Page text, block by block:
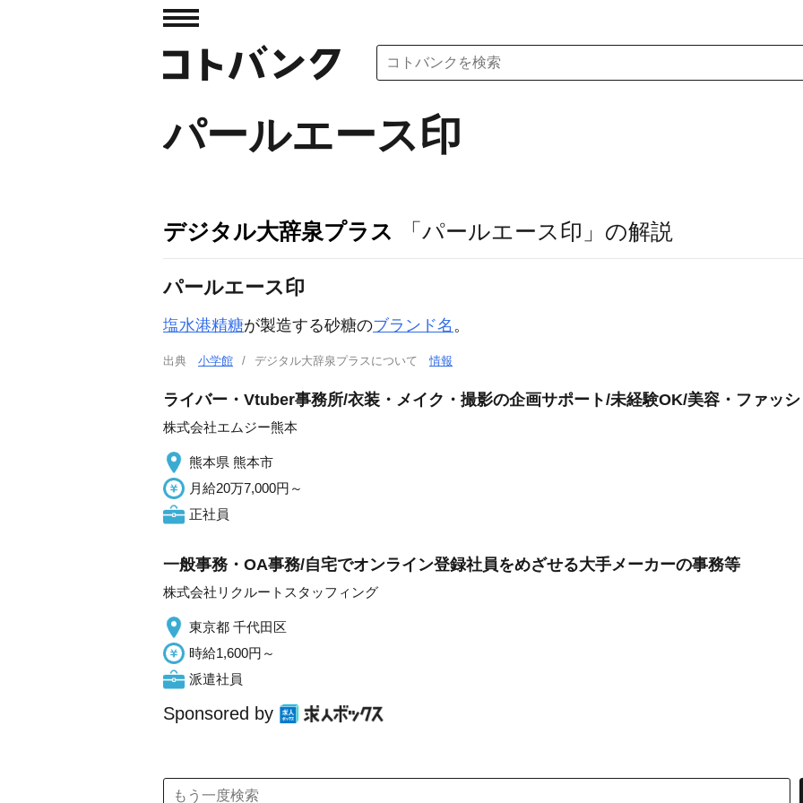
パールエース印
デジタル大辞泉プラス 「パールエース印」の解説
パールエース印
塩水港精糖が製造する砂糖のブランド名 。
出典 小学館 デジタル大辞泉プラスについて情報
ライバー・Vtuber事務所/衣装・メイク・撮影の企画サポート/未経験OK/美容・ファッ
株式会社エムジー熊本
熊本県 熊本市
月給20万7,000円～
正社員
一般事務・OA事務/自宅でオンライン登録社員をめざせる大手メーカーの事務等
株式会社リクルートスタッフィング
東京都 千代田区
時給1,600円～
派遣社員
Sponsored by